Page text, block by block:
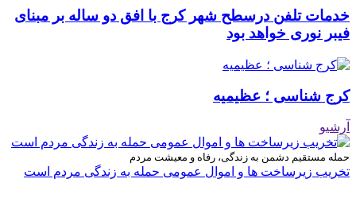
خدمات تلفن درسطح شهر کرج با افق دو ساله بر مبنای
فیبر نوری خواهد بود
کرج شناسی ؛ عظیمیه
آرشیو
حمله مستقیم دشمن به زندگی، رفاه و معیشت مردم
تخریب زیرساخت ها و اموال عمومی حمله به زندگی مردم است